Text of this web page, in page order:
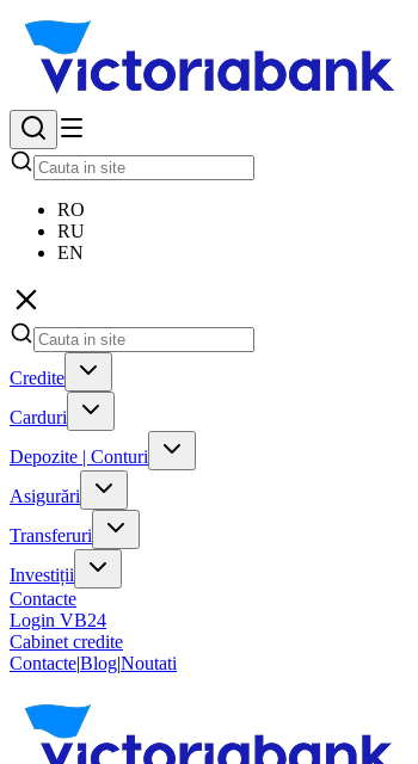
RO
RU
EN
Credite
Carduri
Depozite | Conturi
Asigurări
Transferuri
Investiții
Contacte
Login VB24
Cabinet credite
Contacte|Blog|Noutati